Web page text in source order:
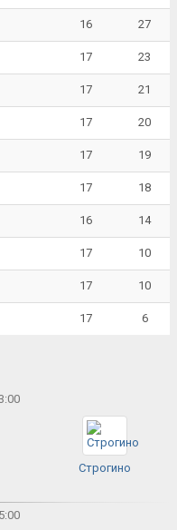
16 27
17 23
17 21
17 20
17 19
17 18
16 14
17 10
17 10
17 6
Строгино